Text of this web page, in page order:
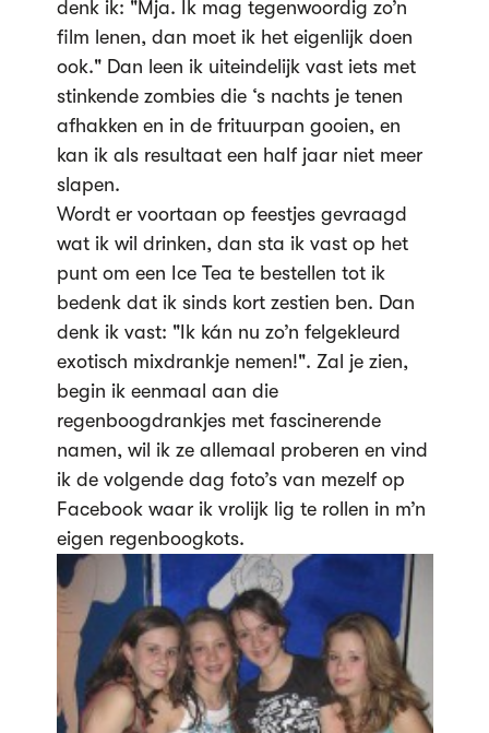
denk ik: "Mja. Ik mag tegenwoordig zo’n
film lenen, dan moet ik het eigenlijk doen
ook." Dan leen ik uiteindelijk vast iets met
stinkende zombies die ‘s nachts je tenen
afhakken en in de frituurpan gooien, en
kan ik als resultaat een half jaar niet meer
slapen.
Wordt er voortaan op feestjes gevraagd
wat ik wil drinken, dan sta ik vast op het
punt om een Ice Tea te bestellen tot ik
bedenk dat ik sinds kort zestien ben. Dan
denk ik vast: "Ik kán nu zo’n felgekleurd
exotisch mixdrankje nemen!". Zal je zien,
begin ik eenmaal aan die
regenboogdrankjes met fascinerende
namen, wil ik ze allemaal proberen en vind
ik de volgende dag foto’s van mezelf op
Facebook waar ik vrolijk lig te rollen in m’n
eigen regenboogkots.